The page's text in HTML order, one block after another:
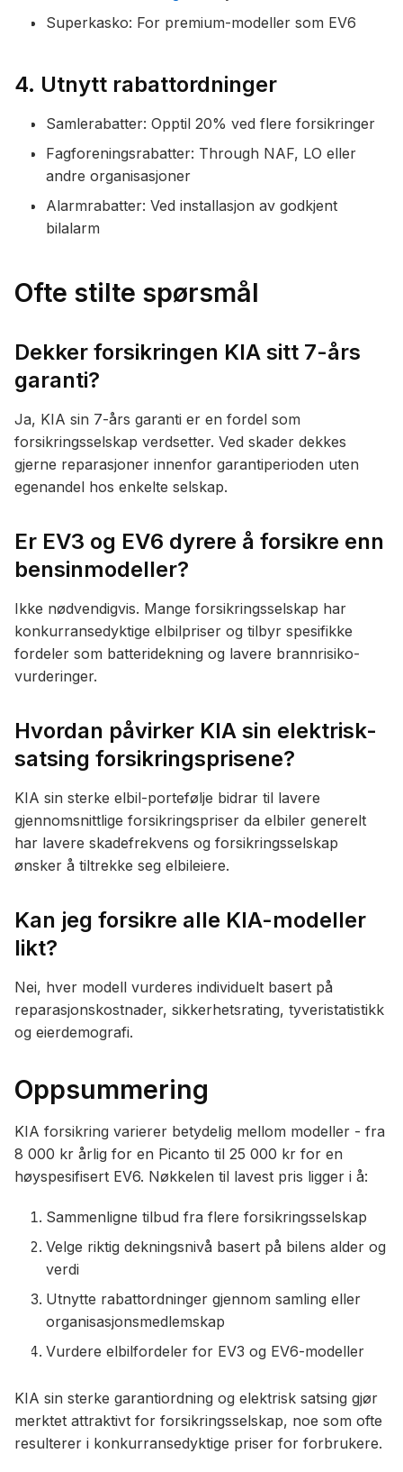
Superkasko: For premium-modeller som EV6
4. Utnytt rabattordninger
Samlerabatter: Opptil 20% ved flere forsikringer
Fagforeningsrabatter: Through NAF, LO eller
andre organisasjoner
Alarmrabatter: Ved installasjon av godkjent
bilalarm
Ofte stilte spørsmål
Dekker forsikringen KIA sitt 7-års
garanti?
Ja, KIA sin 7-års garanti er en fordel som
forsikringsselskap verdsetter. Ved skader dekkes
gjerne reparasjoner innenfor garantiperioden uten
egenandel hos enkelte selskap.
Er EV3 og EV6 dyrere å forsikre enn
bensinmodeller?
Ikke nødvendigvis. Mange forsikringsselskap har
konkurransedyktige elbilpriser og tilbyr spesifikke
fordeler som batteridekning og lavere brannrisiko-
vurderinger.
Hvordan påvirker KIA sin elektrisk-
satsing forsikringsprisene?
KIA sin sterke elbil-portefølje bidrar til lavere
gjennomsnittlige forsikringspriser da elbiler generelt
har lavere skadefrekvens og forsikringsselskap
ønsker å tiltrekke seg elbileiere.
Kan jeg forsikre alle KIA-modeller
likt?
Nei, hver modell vurderes individuelt basert på
reparasjonskostnader, sikkerhetsrating, tyveristatistikk
og eierdemografi.
Oppsummering
KIA forsikring varierer betydelig mellom modeller - fra
8 000 kr årlig for en Picanto til 25 000 kr for en
høyspesifisert EV6. Nøkkelen til lavest pris ligger i å:
Sammenligne tilbud fra flere forsikringsselskap
Velge riktig dekningsnivå basert på bilens alder og
verdi
Utnytte rabattordninger gjennom samling eller
organisasjonsmedlemskap
Vurdere elbilfordeler for EV3 og EV6-modeller
KIA sin sterke garantiordning og elektrisk satsing gjør
merktet attraktivt for forsikringsselskap, noe som ofte
resulterer i konkurransedyktige priser for forbrukere.